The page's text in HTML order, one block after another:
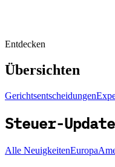
Entdecken
Übersichten
Gerichtsentscheidungen
Steuer-
Alle NeuigkeitenEuropa